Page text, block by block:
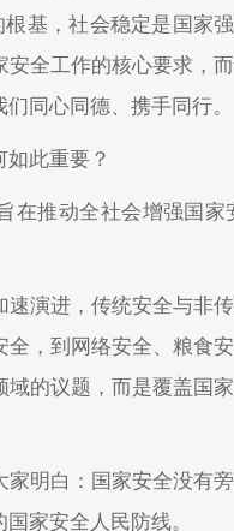
基，社会稳定是国家
全工作的核心要求，
同心同德、携手同行。
此重要？
在推动全社会增强国
演进，传统安全与非
，到网络安全、粮食
的议题，而是覆盖国
明白：国家安全没有
家安全人民防线。